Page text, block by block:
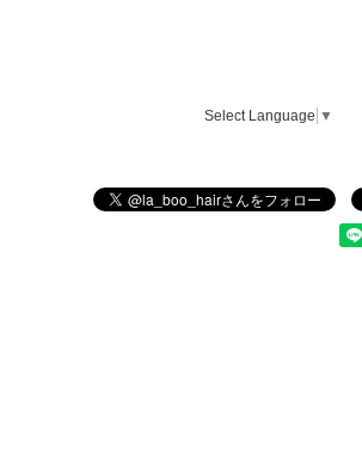
Select Language ▼